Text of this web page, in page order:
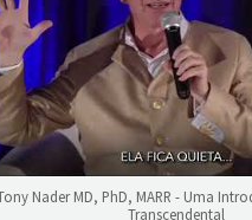
Nader MD, PhD, MARR - Uma
Transcendental